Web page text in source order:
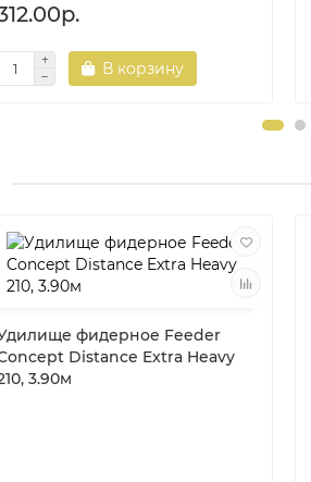
В корзину
фидерное Feeder
Distance Extra Heavy
3.90м